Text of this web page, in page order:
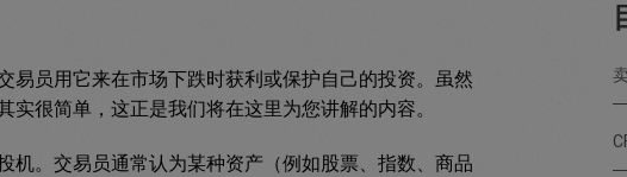
易员用它来在市场下跌时获利或保护自己的投资。虽然
实很简单，这正是我们将在这里为您讲解的内容。
机。交易员通常认为某种资产（例如股票、指数、商品